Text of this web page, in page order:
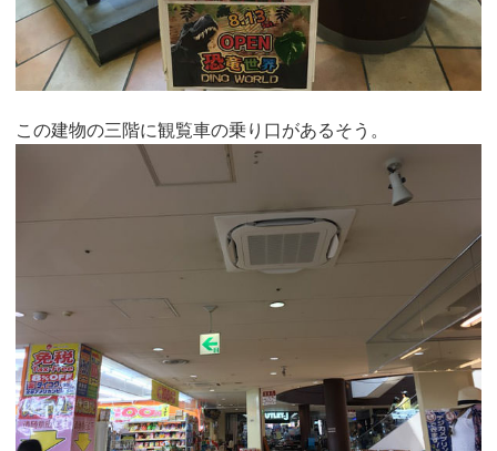
この建物の三階に観覧車の乗り口があるそう。